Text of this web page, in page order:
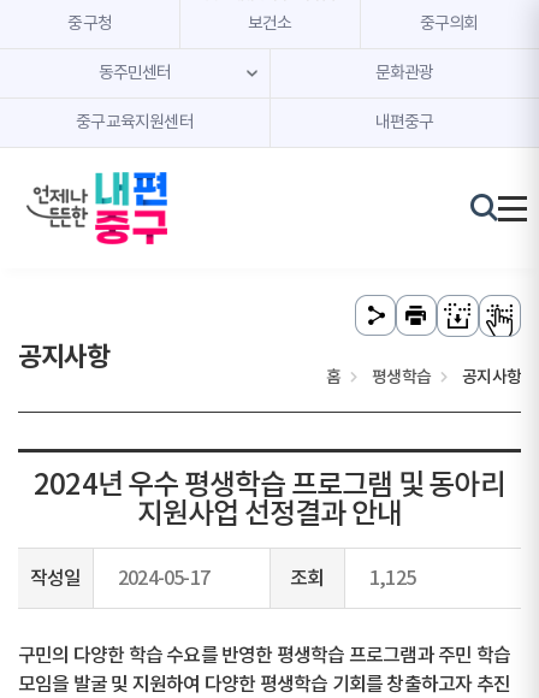
본문 내용 바로가기
주메뉴 바로가기
중구청 보건소 중구의회
동주민센터 문화관광
중구교육지원센터 내편중구
공지사항
홈 평생학습 공지사항
2024년 우수 평생학습 프로그램 및 동아리
지원사업 선정결과 안내
작성일 2024-05-17 조회 1,125
구민의 다양한 학습 수요를 반영한 평생학습 프로그램과 주민 학습
모임을 발굴 및 지원하여 다양한 평생학습 기회를 창출하고자 추진